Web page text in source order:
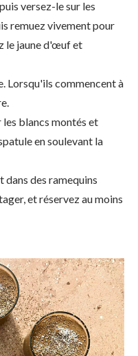
versez-le sur les
remuez vivement pour
le jaune d'œuf et
Lorsqu'ils commencent à
les blancs montés et
en soulevant la
dans des ramequins
et réservez au moins